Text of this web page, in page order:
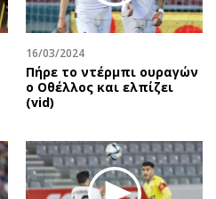
16/03/2024
Πήρε το ντέρμπι ουραγών
ο Οθέλλος και ελπίζει
(vid)